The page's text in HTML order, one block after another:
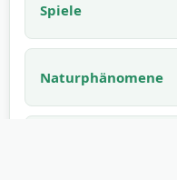
Spiele
Naturphänomene